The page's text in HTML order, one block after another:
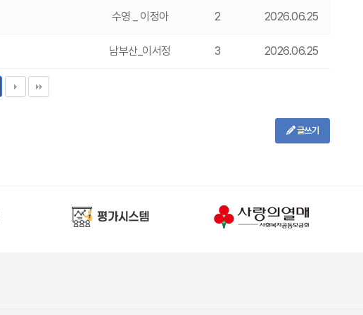
수영 _ 이정아 2 2026.06.25
남부산_이서정 3 2026.06.25
글쓰기